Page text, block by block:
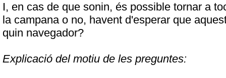
I, en cas de que sonin, és possible tornar a
la campana o no, havent d'esperar que
quin navegador?
Explicació del motiu de les preguntes: